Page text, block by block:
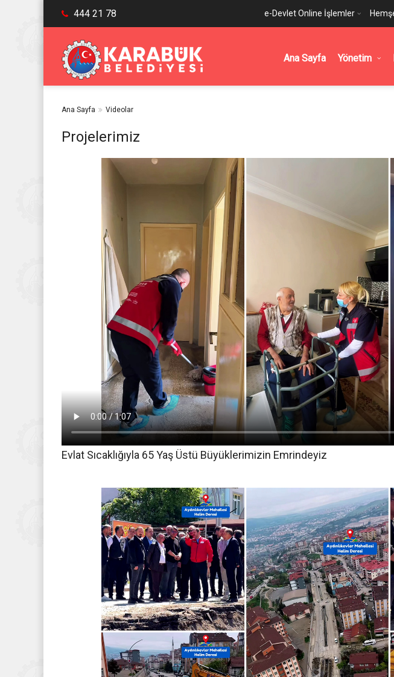
444 21 78 e-Devlet Online İşlemler
Ana Sayfa Yönetim
Ana Sayfa Videolar
Projelerimiz
Evlat Sıcaklığıyla 65 Yaş Üstü Büyüklerimizin Emrindeyiz